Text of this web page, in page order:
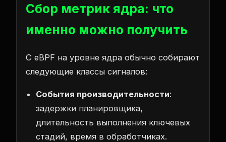
Сбор метрик ядра: что
именно можно получить
С eBPF на уровне ядра обычно собирают
следующие классы сигналов:
События производительности:
задержки планировщика,
длительность выполнения ключевых
стадий, время в обработчиках.